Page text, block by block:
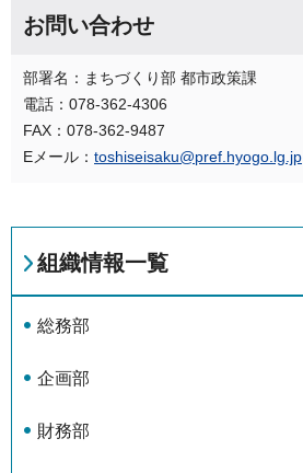
お問い合わせ
部署名：まちづくり部 都市政策課
電話：078-362-4306
FAX：078-362-9487
Eメール： toshiseisaku@pref.hyogo.lg.jp
組織情報一覧
総務部
企画部
財務部